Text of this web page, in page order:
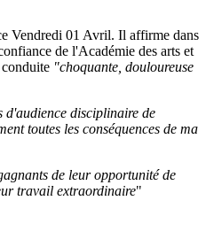
Vendredi 01 Avril. Il affirme dans
de l'Académie des arts et
"choquante, douloureuse
d'audience disciplinaire de
toutes les conséquences de ma
de leur opportunité de
travail extraordinaire"